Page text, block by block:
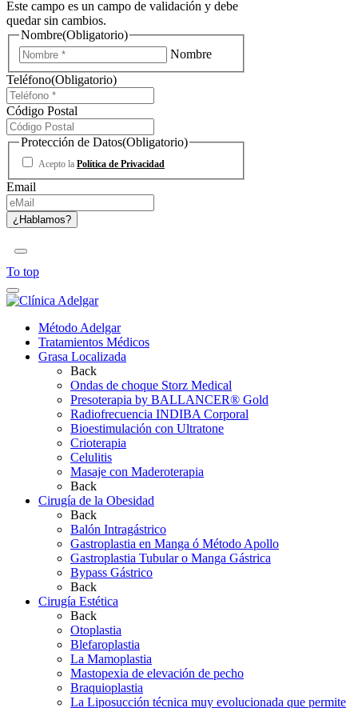
Este campo es un campo de validación y debe
quedar sin cambios.
Nombre(Obligatorio)
Nombre
Teléfono(Obligatorio)
Código Postal
Protección de Datos(Obligatorio)
Acepto la Política de Privacidad
Email
To top
Método Adelgar
Tratamientos Médicos
Grasa Localizada
Back
Ondas de choque Storz Medical
Presoterapia by BALLANCER® Gold
Radiofrecuencia INDIBA Corporal
Bioestimulación con Ultratone
Crioterapia
Celulitis
Masaje con Maderoterapia
Back
Cirugía de la Obesidad
Back
Balón Intragástrico
Gastroplastia en Manga ó Método Apollo
Gastroplastia Tubular o Manga Gástrica
Bypass Gástrico
Back
Cirugía Estética
Back
Otoplastia
Blefaroplastia
La Mamoplastia
Mastopexia de elevación de pecho
Braquioplastia
La Liposucción técnica muy evolucionada que permite